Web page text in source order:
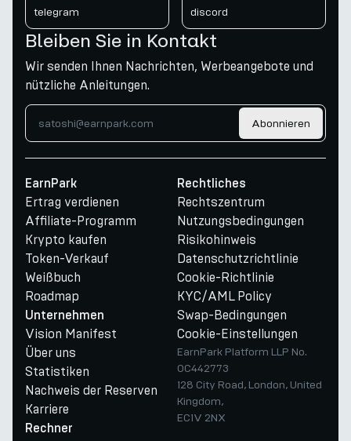
telegram discord
Bleiben Sie in Kontakt
Wir senden Ihnen Nachrichten, Werbeangebote und
nützliche Anleitungen.
Abonnieren
EarnPark
Ertrag verdienen
Affiliate-Programm
Krypto kaufen
Token-Verkauf
Weißbuch
Roadmap
Unternehmen
Vision Manifest
Über uns
Statistiken
Nachweis der Reserven
Karriere
Rechner
Rechtliches
Rechtszentrum
Nutzungsbedingungen
Risikohinweis
Datenschutzrichtlinie
Cookie-Richtlinie
KYC/AML Policy
Swap-Bedingungen
Cookie-Einstellungen
EarnPark Platform LLP No.
OC442773
128 City Road, London, United
Kingdom,
EC1V 2NX